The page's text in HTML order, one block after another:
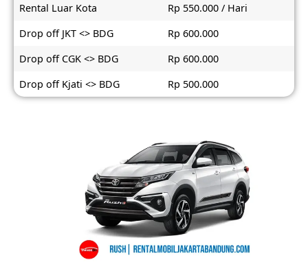
Rental Luar Kota
Rp 550.000 / Hari
Drop off JKT <> BDG
Rp 600.000
Drop off CGK <> BDG
Rp 600.000
Drop off Kjati <> BDG
Rp 500.000